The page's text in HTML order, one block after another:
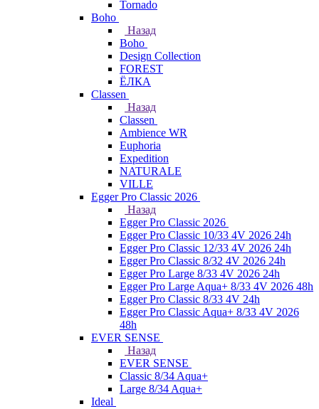
Tornado
Boho
Назад
Boho
Design Collection
FOREST
ЁЛКА
Classen
Назад
Classen
Ambience WR
Euphoria
Expedition
NATURALE
VILLE
Egger Pro Classic 2026
Назад
Egger Pro Classic 2026
Egger Pro Classic 10/33 4V 2026 24h
Egger Pro Classic 12/33 4V 2026 24h
Egger Pro Classic 8/32 4V 2026 24h
Egger Pro Large 8/33 4V 2026 24h
Egger Pro Large Aqua+ 8/33 4V 2026 48h
Egger Pro Classic 8/33 4V 24h
Egger Pro Classic Aqua+ 8/33 4V 2026
48h
EVER SENSE
Назад
EVER SENSE
Classic 8/34 Aqua+
Large 8/34 Aqua+
Ideal